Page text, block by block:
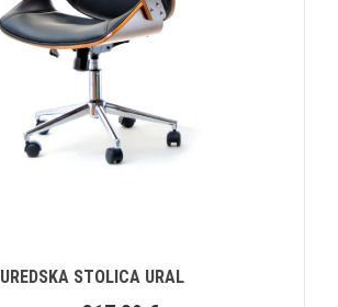
UREDSKA STOLICA URAL